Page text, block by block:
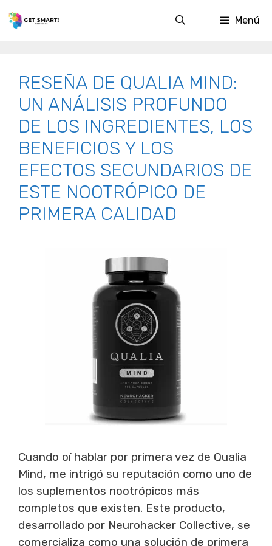
Menú
RESEÑA DE QUALIA MIND:
UN ANÁLISIS PROFUNDO
DE LOS INGREDIENTES, LOS
BENEFICIOS Y LOS
EFECTOS SECUNDARIOS DE
ESTE NOOTRÓPICO DE
PRIMERA CALIDAD
Cuando oí hablar por primera vez de Qualia
Mind, me intrigó su reputación como uno de
los suplementos nootrópicos más
completos que existen. Este producto,
desarrollado por Neurohacker Collective, se
comercializa como una solución de primera